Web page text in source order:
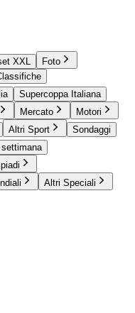
XXL
Foto
Supercoppa Italiana
Mercato
Motori
Altri Sport
Sondaggi
Altri Speciali